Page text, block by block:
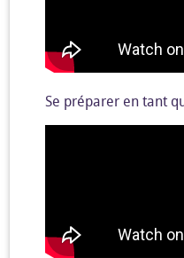
Se préparer en tant